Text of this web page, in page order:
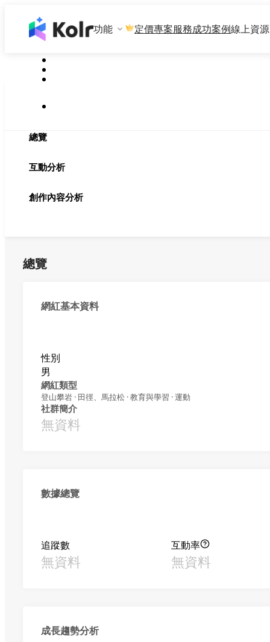
功能 定價專案服務成功案例線上資源
總覽
互動分析
創作內容分析
總覽
網紅基本資料
性別
男
網紅類型
登山攀岩 · 田徑、馬拉松 · 教育與學習 · 運動
社群簡介
無資料
數據總覽
追蹤數
無資料
互動率
無資料
成長趨勢分析